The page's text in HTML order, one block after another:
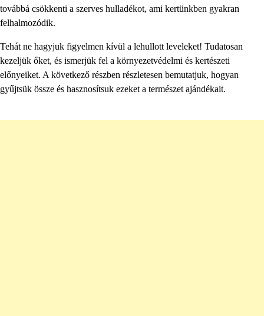
továbbá csökkenti a szerves hulladékot, ami kertünkben gyakran
felhalmozódik.
Tehát ne hagyjuk figyelmen kívül a lehullott leveleket! Tudatosan
kezeljük őket, és ismerjük fel a környezetvédelmi és kertészeti
előnyeiket. A következő részben részletesen bemutatjuk, hogyan
gyűjtsük össze és hasznosítsuk ezeket a természet ajándékait.